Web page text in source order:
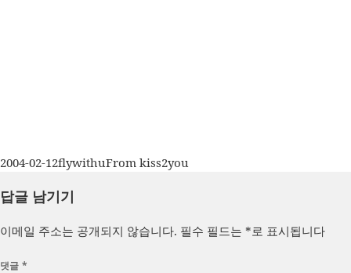
작
일
2004-02-12글
이
flywithu카
From kiss2you
답글 남기기
이메일 주소는 공개되지 않습니다. 필수 필드는 *로 표시됩니다
댓글*